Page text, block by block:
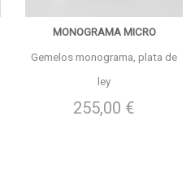
MONOGRAMA MICRO
Gemelos monograma, plata de
ley
255,00 €